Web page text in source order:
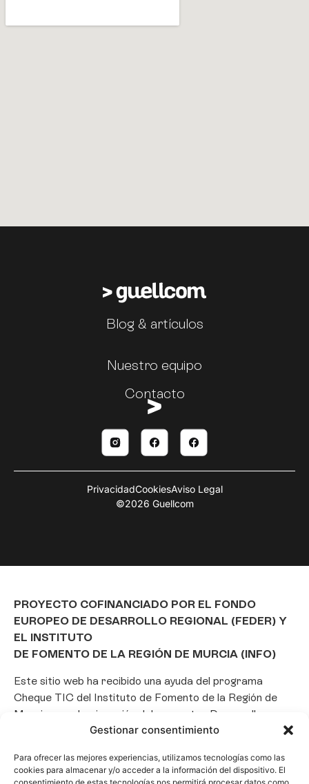
Gestionar consentimiento
Para ofrecer las mejores experiencias, utilizamos tecnologías como las
cookies para almacenar y/o acceder a la información del dispositivo. El
Blog & artículos
Nuestro equipo
Contacto
©2026 Guellcom
PrivacidadCookiesAviso Legal
PROYECTO COFINANCIADO POR EL FONDO
EUROPEO DE DESARROLLO REGIONAL (FEDER) Y
EL INSTITUTO
DE FOMENTO DE LA REGIÓN DE MURCIA (INFO)
Este sitio web ha recibido una ayuda del programa
Cheque TIC del Instituto de Fomento de la Región de
Murcia para la ejecución del proyecto «Desarrollo e
implantación de un Chatbot de Inteligencia Artificial
promover la transformación digital, la automatización
de consultas y la optimización de la gestión de clientes